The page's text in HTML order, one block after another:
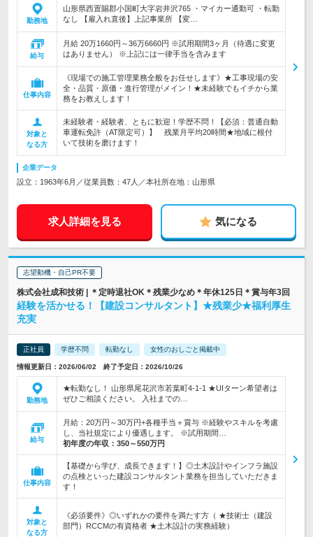
勤務地
山形県西置賜郡小国町大字岩井沢765 ・マイカー通勤可 ・転勤
なし 【雇入れ直後】上記事業所 【変…
給与
月給 20万1660円～36万6660円 ※試用期間3ヶ月（待遇に変更
はありません） ※上記には一律手当を含みます
仕事内容
《現場での施工管理業務全般をお任せします》★工事現場の安
全・品質・原価・進行管理がメイン！★未経験でもイチから業
務をお教えします！
対象と
なる方
未経験者・経験者、ともに歓迎！学歴不問！【必須：普通自動
車運転免許（AT限定可）】 残業月平均20時間★地域に根付
いて技術を磨けます！
企業データ
設立：1963年6月／従業員数：47人／本社所在地：山形県
求人詳細を見る 気になる
志望動機・自己PR不要
株式会社成和技術 | ＊定時退社OK＊残業少なめ＊年休125日＊賞与年3回
経験を活かせる！【建設コンサルタント】★残業少★福利厚生
充実
正社員 学歴不問 転勤なし 女性のおしごと掲載中
情報更新日：2026/06/02 終了予定日：2026/10/26
勤務地
★転勤なし！ 山形県尾花沢市若葉町4-1-1 ★UIターン希望者は
ぜひご相談ください。 入社までの…
給与
月給：20万円～30万円+各種手当＋賞与 ※経験やスキルを考慮
し、当社規定により優遇します。 ※試用期間…
初年度の年収： 350～550万円
仕事内容
【基礎から学び、成長できます！】◎土木設計やインフラ施設
の点検といった建設コンサルタント業務を担当していただきま
す！
対象と
なる方
《必須要件》◎いずれかの要件を満たす方（ ★技術士（建設
部門）RCCMの有資格者 ★土木設計の実務経験）